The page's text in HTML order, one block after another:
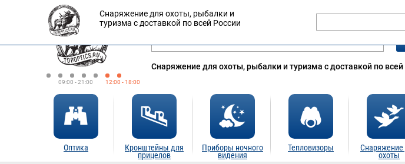
09:00 - 21:00 12:00 - 18:00
Оплата Доставка
Снаряжение для охоты, рыбалки и туризма с доставкой по всей
Оптика
Кронштейны для
прицелов
Приборы ночного
видения
Тепловизоры
Снаряжение
охоты
Снаряжение для охоты, рыбалки и
туризма с доставкой по всей России